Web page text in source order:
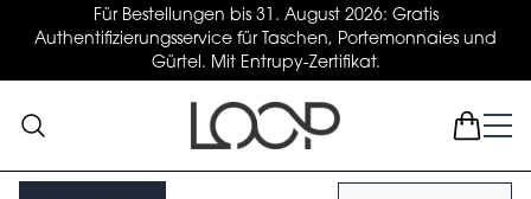
Für Bestellungen bis 31. August 2026: Gratis
Authentifizierungsservice für Taschen, Portemonnaies und
Gürtel. Mit Entrupy-Zertifikat.